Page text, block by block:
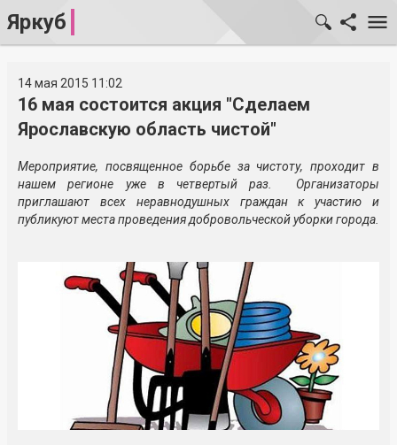
Яркуб
14 мая 2015 11:02
16 мая состоится акция "Сделаем
Ярославскую область чистой"
Мероприятие, посвященное борьбе за чистоту, проходит в
нашем регионе уже в четвертый раз. Организаторы
приглашают всех неравнодушных граждан к участию и
публикуют места проведения добровольческой уборки города.